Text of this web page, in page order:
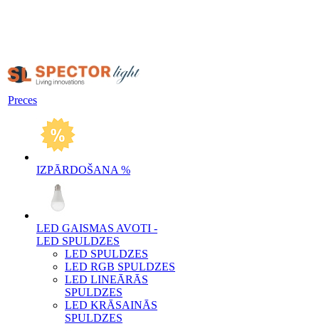
Preces
IZPĀRDOŠANA %
LED GAISMAS AVOTI -
LED SPULDZES
LED SPULDZES
LED RGB SPULDZES
LED LINEĀRĀS
SPULDZES
LED KRĀSAINĀS
SPULDZES